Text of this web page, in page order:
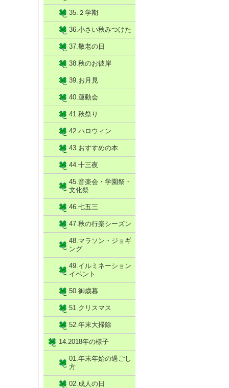
35.２学期
36.小さい秋みつけた
37.敬老の日
38.秋のお彼岸
39.お月見
40.運動会
41.秋祭り
42.ハロウィン
43.おすすめの本
44.十三夜
45.音楽会・学園祭・
文化祭
46.七五三
47.秋の行楽シーズン
48.マラソン・ジョギ
ング
49.イルミネーション
イベント
50.御歳暮
51.クリスマス
52.年末大掃除
14.2018年の様子
01.年末年始の過ごし
方
02.成人の日